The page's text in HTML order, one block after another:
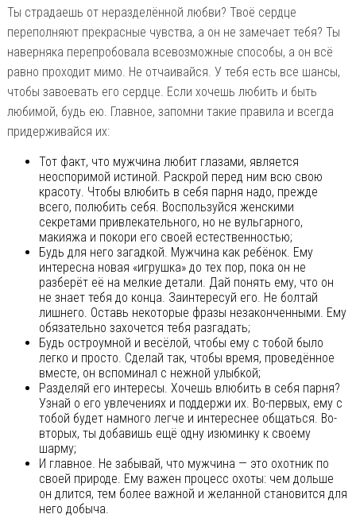
Ты страдаешь от неразделённой любви? Твоё сердце
переполняют прекрасные чувства, а он не замечает тебя? Ты
наверняка перепробовала всевозможные способы, а он всё
равно проходит мимо. Не отчаивайся. У тебя есть все шансы,
чтобы завоевать его сердце. Если хочешь любить и быть
любимой, будь ею. Главное, запомни такие правила и всегда
придерживайся их:
Тот факт, что мужчина любит глазами, является
неоспоримой истиной. Раскрой перед ним всю свою
красоту. Чтобы влюбить в себя парня надо, прежде
всего, полюбить себя. Воспользуйся женскими
секретами привлекательного, но не вульгарного,
макияжа и покори его своей естественностью;
Будь для него загадкой. Мужчина как ребёнок. Ему
интересна новая «игрушка» до тех пор, пока он не
разберёт её на мелкие детали. Дай понять ему, что он
не знает тебя до конца. Заинтересуй его. Не болтай
лишнего. Оставь некоторые фразы незаконченными. Ему
обязательно захочется тебя разгадать;
Будь остроумной и весёлой, чтобы ему с тобой было
легко и просто. Сделай так, чтобы время, проведённое
вместе, он вспоминал с нежной улыбкой;
Разделяй его интересы. Хочешь влюбить в себя парня?
Узнай о его увлечениях и поддержи их. Во-первых, ему с
тобой будет намного легче и интереснее общаться. Во-
вторых, ты добавишь ещё одну изюминку к своему
шарму;
И главное. Не забывай, что мужчина — это охотник по
своей природе. Ему важен процесс охоты: чем дольше
он длится, тем более важной и желанной становится для
него добыча.